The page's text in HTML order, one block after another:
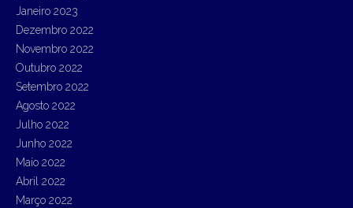
Janeiro 2023
Dezembro 2022
Novembro 2022
Outubro 2022
Setembro 2022
Agosto 2022
Julho 2022
Junho 2022
Maio 2022
Abril 2022
Março 2022